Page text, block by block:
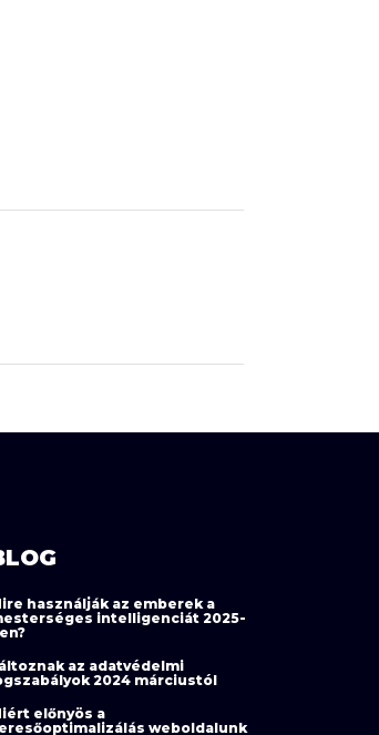
használják az emberek a
intelligenciát 2025-
az adatvédelmi
2024 márciustól
előnyös a
weboldalunk